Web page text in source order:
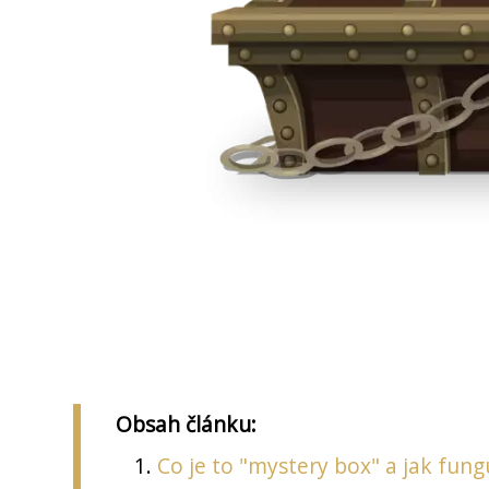
Obsah článku:
Co je to "mystery box" a jak